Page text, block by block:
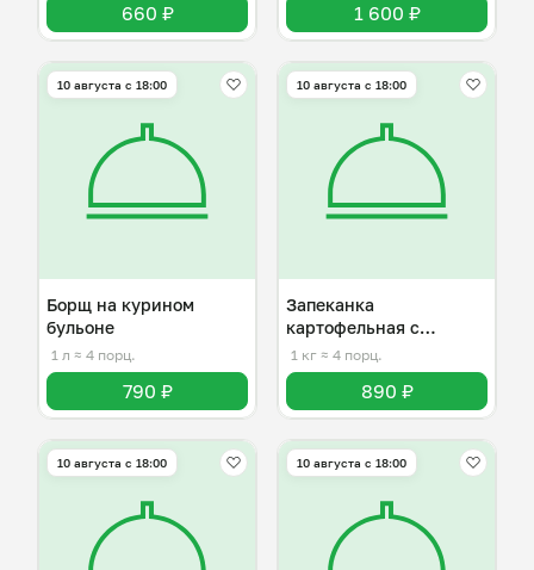
660 ₽ 1 600 ₽
10 августа с 18:00
Борщ на курином
бульоне
1 л ≈ 4 порц.
790 ₽
10 августа с 18:00
Запеканка
картофельная с
куриным фаршем
1 кг ≈ 4 порц.
890 ₽
10 августа с 18:00 10 августа с 18:00